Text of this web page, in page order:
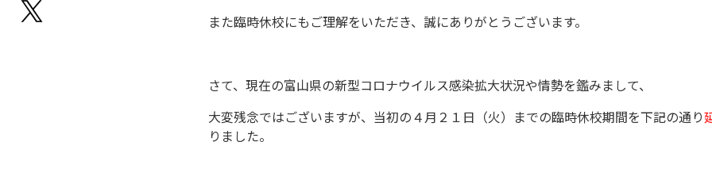
また臨時休校にもご理解をいただき、誠にありがとうございます。
さて、現在の富山県の新型コロナウイルス感染拡大状況や情勢を鑑みまして、
大変残念ではございますが、当初の４月２１日（火）までの臨時休校期間を下記の通り
りました。